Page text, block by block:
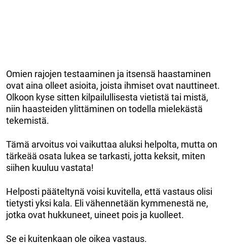
Omien rajojen testaaminen ja itsensä haastaminen
ovat aina olleet asioita, joista ihmiset ovat nauttineet.
Olkoon kyse sitten kilpailullisesta vietistä tai mistä,
niin haasteiden ylittäminen on todella mielekästä
tekemistä.
Tämä arvoitus voi vaikuttaa aluksi helpolta, mutta on
tärkeää osata lukea se tarkasti, jotta keksit, miten
siihen kuuluu vastata!
Helposti pääteltynä voisi kuvitella, että vastaus olisi
tietysti yksi kala. Eli vähennetään kymmenestä ne,
jotka ovat hukkuneet, uineet pois ja kuolleet.
Se ei kuitenkaan ole oikea vastaus.